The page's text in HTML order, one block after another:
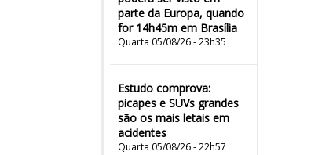
parte da Europa, quando
for 14h45m em Brasília
Quarta 05/08/26 - 23h35
Estudo comprova:
picapes e SUVs grandes
são os mais letais em
acidentes
Quarta 05/08/26 - 22h57